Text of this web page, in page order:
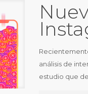
análisis de
estudio que